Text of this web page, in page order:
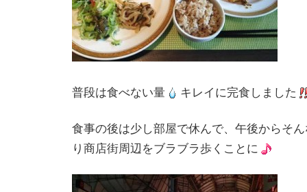
普段は食べない量 キレイに完食しました
食事の後は少し部屋で休んで、午後からそ
り商店街周辺をブラブラ歩くことに